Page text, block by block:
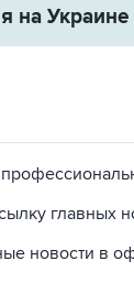
главных
новости в